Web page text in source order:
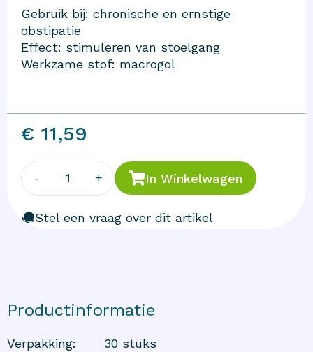
Gebruik bij: chronische en ernstige
obstipatie
Effect: stimuleren van stoelgang
Werkzame stof: macrogol
€ 11,59
- 1 + In Winkelwagen
Stel een vraag over dit artikel
Productinformatie
Verpakking: 30 stuks